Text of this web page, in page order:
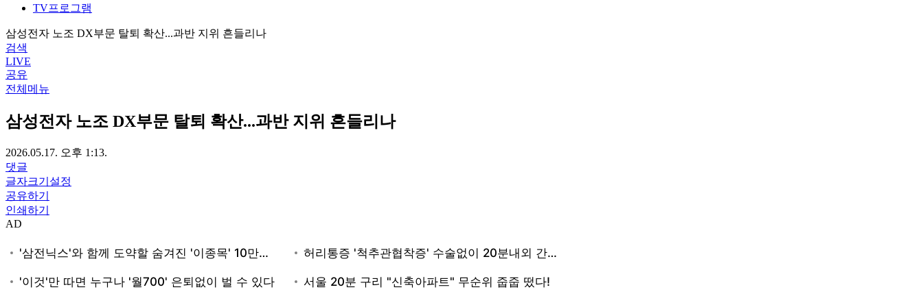
TV프로그램
삼성전자 노조 DX부문 탈퇴 확산...과반 지위 흔들리나
검색
LIVE
공유
전체메뉴
삼성전자 노조 DX부문 탈퇴 확산...과반 지위 흔들리나
2026.05.17. 오후 1:13.
댓글
글자크기설정
공유하기
인쇄하기
AD